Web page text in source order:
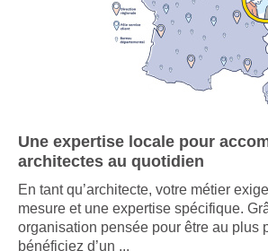
Une expertise locale pour
architectes au quotidien
En tant qu’architecte, votre métier
mesure et une expertise spécifique.
organisation pensée pour être au plus